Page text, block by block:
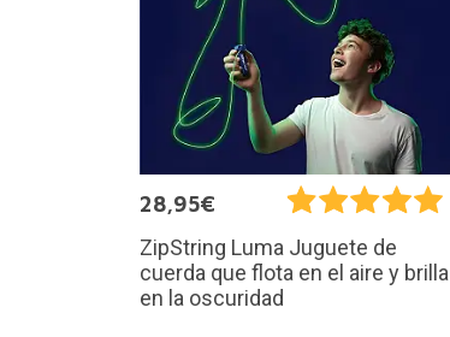
28,95€
ZipString Luma Juguete de
cuerda que flota en el aire y brilla
en la oscuridad